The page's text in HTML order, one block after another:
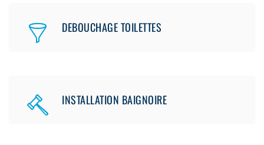
DEBOUCHAGE TOILETTES
INSTALLATION BAIGNOIRE